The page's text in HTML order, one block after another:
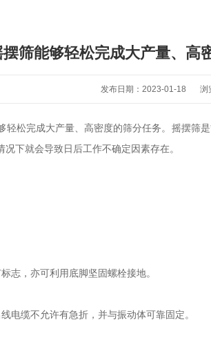
摆筛能够轻松完成大产量、高
发布日期：2023-01-18 浏
轻松完成大产量、高密度的筛分任务。摇摆筛
下就会导致日后工作不确定因素存在。
志，亦可利用底脚坚固螺栓接地。
电缆不允许有急折，并与振动体可靠固定。